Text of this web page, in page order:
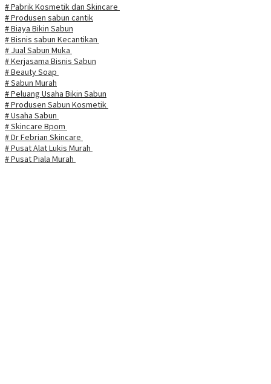
# Pabrik Kosmetik dan Skincare
# Produsen sabun cantik
# Biaya Bikin Sabun
# Bisnis sabun Kecantikan
# Jual Sabun Muka
# Kerjasama Bisnis Sabun
# Beauty Soap
# Sabun Murah
# Peluang Usaha Bikin Sabun
# Produsen Sabun Kosmetik
# Usaha Sabun
# Skincare Bpom
# Dr Febrian Skincare
# Pusat Alat Lukis Murah
# Pusat Piala Murah